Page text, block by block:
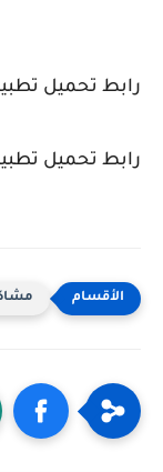
رابط تحميل
رابط تحميل